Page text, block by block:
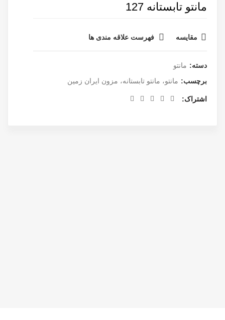
مانتو تابستانه 127
مقایسه فهرست علاقه مندی ها
دسته: مانتو
برچسب: مانتو، مانتو تابستانه، مزون ایران زمین
اشتراک